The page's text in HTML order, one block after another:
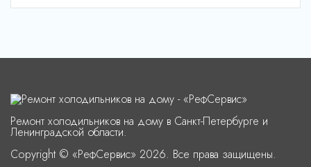
Ремонт холодильников на дому в Санкт-Петербурге и
Ленинградской области.
Copyright © «РефСервис» 2026. Все права защищены.